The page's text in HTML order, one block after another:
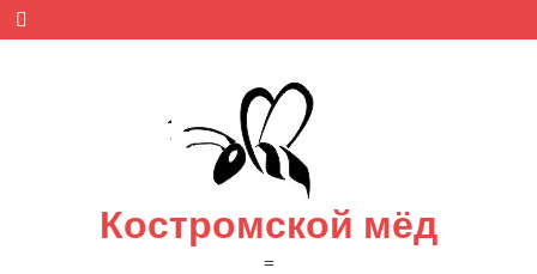
Skip
content
Костромской мёд
=